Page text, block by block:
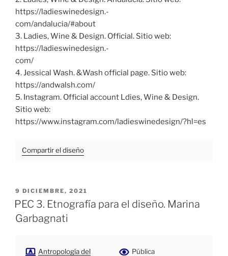
https://ladieswinedesign.-
com/andalucia/#about
3. Ladies, Wine & Design. Official. Sitio web:
https://ladieswinedesign.-
com/
4. Jessical Wash. &Wash official page. Sitio web:
https://andwalsh.com/
5. Instagram. Official account Ldies, Wine & Design.
Sitio web:
https://www.instagram.com/ladieswinedesign/?hl=es
Compartir el diseño
PUBLICADO
EL
9 DICIEMBRE, 2021
PEC 3. Etnografía para el diseño. Marina
Garbagnati
Antropología del
Pública